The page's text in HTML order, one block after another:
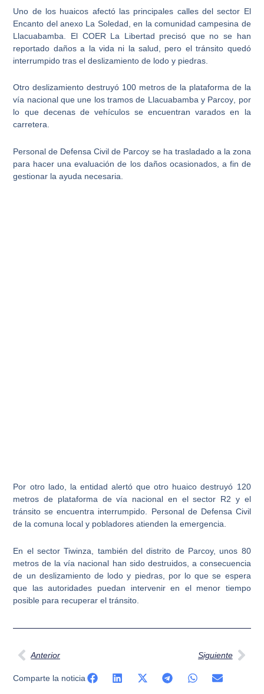
Uno de los huaicos afectó las principales calles del sector El
Encanto del anexo La Soledad, en la comunidad campesina de
Llacuabamba. El COER La Libertad precisó que no se han
reportado daños a la vida ni la salud, pero el tránsito quedó
interrumpido tras el deslizamiento de lodo y piedras
Otro deslizamiento destruyó 100 metros de la plataforma de la
vía nacional que une los tramos de Llacuabamba y Parcoy , por
lo que decenas de vehículos se encuentran varados en la
carretera.
Personal de Defensa Civil de Parcoy se ha trasladado a la zona
para hacer unaevaluación de los daños ocasionados, a fin de
gestionar la ayuda necesaria.
Por otro lado, la entidad alertó queotro huaico destruyó 120
metros de plataforma de vía nacional en el sector R2 y el
tránsito se encuentra interrumpido. Personal de Defensa Civil
de la comuna local y pobladores atienden la emergencia.
En el sector Tiwinza, también del distrito de Parcoy, unos 80
metros de la vía nacional han sido destruidos, a consecuencia
de un deslizamiento de lodo y piedras, por lo que se espera
que las autoridades puedan intervenir en el menor tiempo
posible para recuperar el tránsito.
Ant
Anterior Siguiente
Comparte la noticia